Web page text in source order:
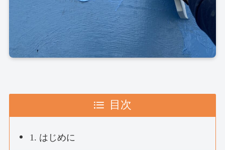
目次
1. はじめに